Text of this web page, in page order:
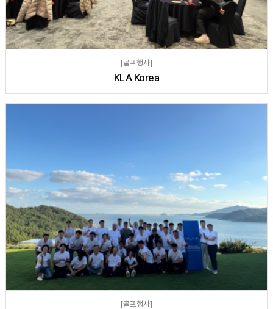
[골프행사]
KLA Korea
[골프행사]